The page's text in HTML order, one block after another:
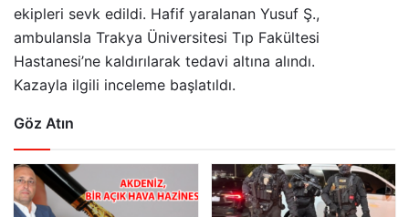
ekipleri sevk edildi. Hafif yaralanan Yusuf Ş.,
ambulansla Trakya Üniversitesi Tıp Fakültesi
Hastanesi’ne kaldırılarak tedavi altına alındı.
Kazayla ilgili inceleme başlatıldı.
Göz Atın